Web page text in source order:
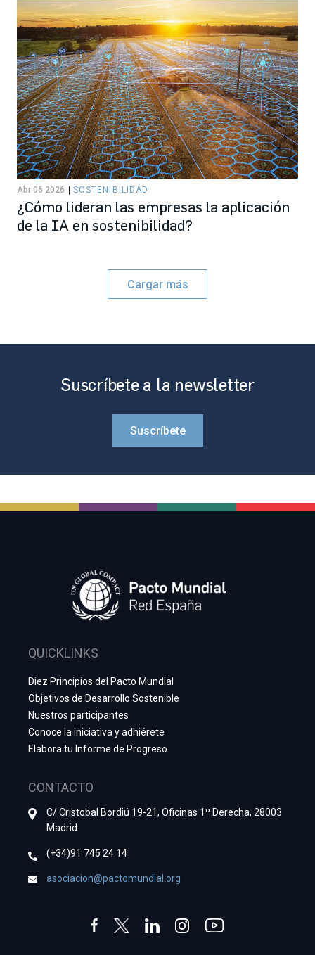
Abr 06 2026 SOSTENIBILIDAD
¿Cómo lideran las empresas la aplicación
de la IA en sostenibilidad?
Cargar más
Suscríbete a la newsletter
Suscríbete
QUICKLINKS
Diez Principios del Pacto Mundial
Objetivos de Desarrollo Sostenible
Nuestros participantes
Conoce la iniciativa y adhiérete
Elabora tu Informe de Progreso
CONTACTO
C/ Cristobal Bordiú 19-21, Oficinas 1º Derecha, 28003
Madrid
(+34)91 745 24 14
asociacion@pactomundial.org